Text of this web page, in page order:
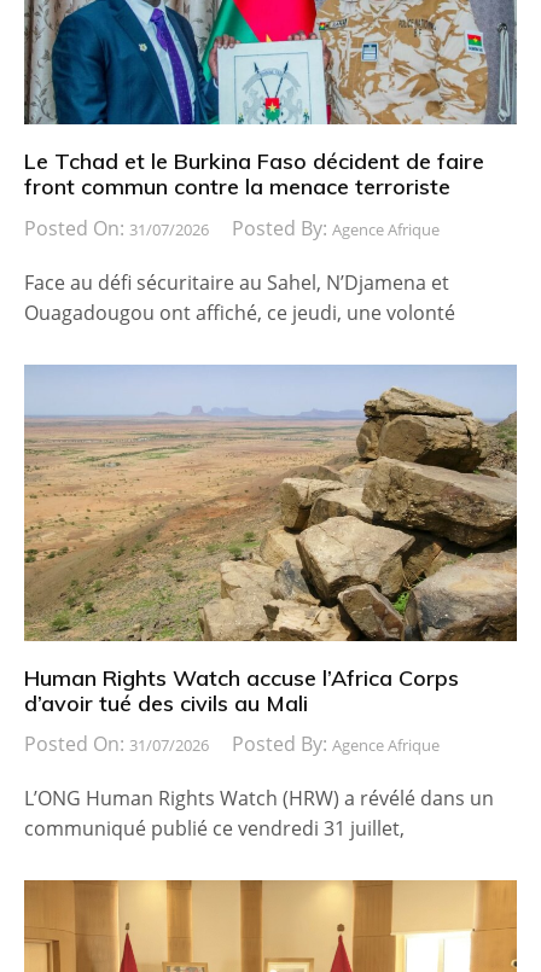
Le Tchad et le Burkina Faso décident de faire
front commun contre la menace terroriste
Posted On: 31/07/2026 Posted By: Agence Afrique
Face au défi sécuritaire au Sahel, N’Djamena et
Ouagadougou ont affiché, ce jeudi, une volonté
Human Rights Watch accuse l’Africa Corps
d’avoir tué des civils au Mali
Posted On: 31/07/2026 Posted By: Agence Afrique
L’ONG Human Rights Watch (HRW) a révélé dans un
communiqué publié ce vendredi 31 juillet,